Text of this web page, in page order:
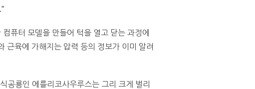
퓨터 모델을 만들어 턱을 열고 닫는 과정에
근육에 가해지는 압력 등의 정보가 이미 알려
공룡인 에를리코사우루스는 그리 크게 벌리